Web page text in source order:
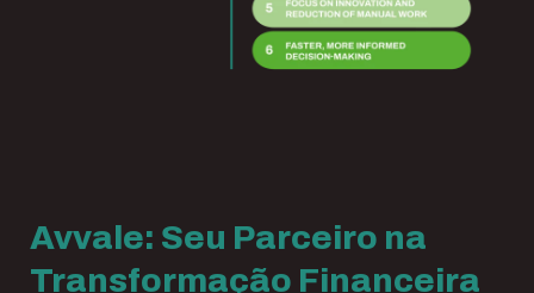
Avvale: Seu Parceiro na
Transformação Financeira